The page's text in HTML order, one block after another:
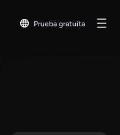
Prueba gratuita